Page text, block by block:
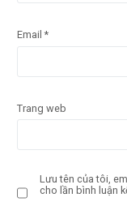
Email*
Trang web
Lưu tên của tôi,
cho lần bình luận